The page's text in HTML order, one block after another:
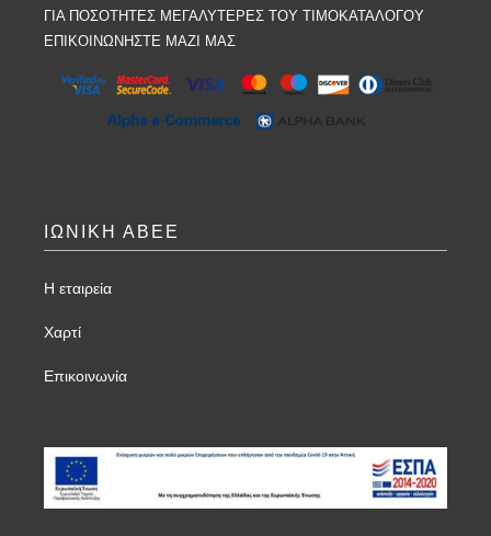
ΓΙΑ ΠΟΣΟΤΗΤΕΣ ΜΕΓΑΛΥΤΕΡΕΣ ΤΟΥ ΤΙΜΟΚΑΤΑΛΟΓΟΥ
ΕΠΙΚΟΙΝΩΝΗΣΤΕ ΜΑΖΙ ΜΑΣ
ΙΩΝΙΚΗ ΑΒΕΕ
Η εταιρεία
Χαρτί
Επικοινωνία